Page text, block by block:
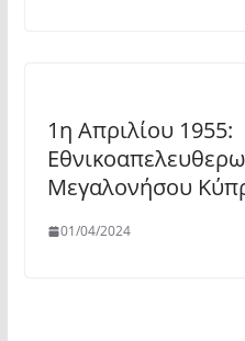
1η Απριλίου 1955:
Μεγαλονήσου
01/04/2024